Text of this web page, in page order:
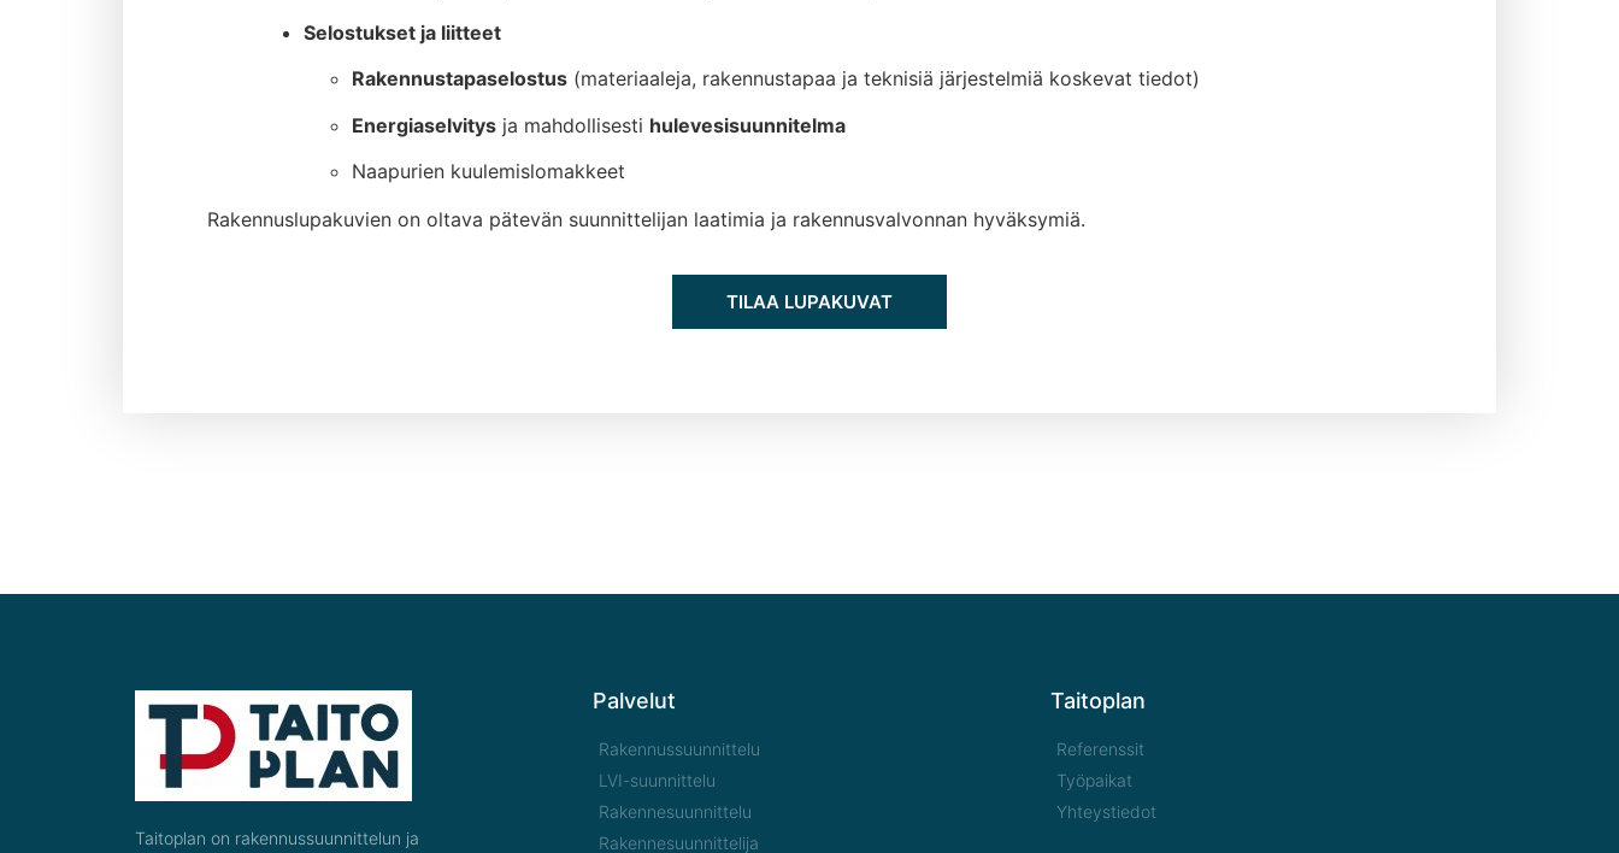
Selostukset ja liitteet
Rakennustapaselostus (materiaaleja, rakennustapaa ja teknisiä järjestelmiä koskevat tiedot)
Energiaselvitys ja mahdollisesti hulevesisuunnitelma
Naapurien kuulemislomakkeet
Rakennuslupakuvien on oltava pätevän suunnittelijan laatimia ja rakennusvalvonnan hyväksymiä.
TILAA LUPAKUVAT
Taitoplan on rakennussuunnittelun ja
Palvelut
Rakennussuunnittelu
LVI-suunnittelu
Rakennesuunnittelu
Rakennesuunnittelija
Taitoplan
Referenssit
Työpaikat
Yhteystiedot